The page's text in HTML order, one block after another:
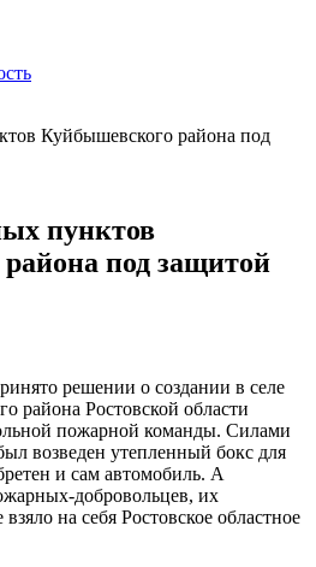
пунктов
под защитой
решении о создании в селе
района Ростовской области
пожарной команды. Силами
возведен утепленный бокс для
и сам автомобиль. А
добровольцев, их
на себя Ростовское областное